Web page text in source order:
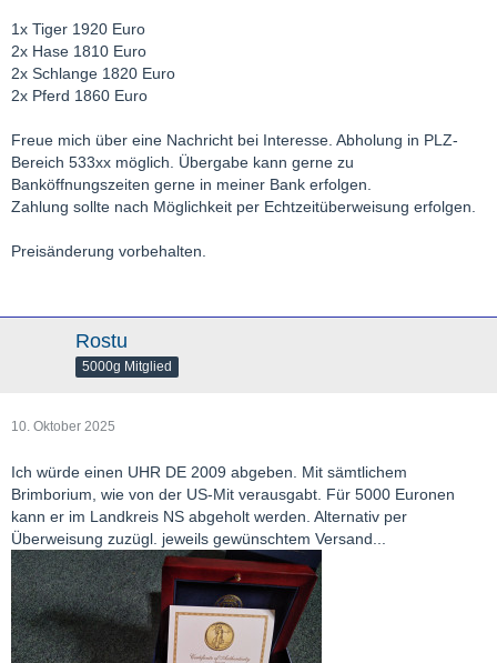
1x Tiger 1920 Euro
2x Hase 1810 Euro
2x Schlange 1820 Euro
2x Pferd 1860 Euro
Freue mich über eine Nachricht bei Interesse. Abholung in PLZ-
Bereich 533xx möglich. Übergabe kann gerne zu
Banköffnungszeiten gerne in meiner Bank erfolgen.
Zahlung sollte nach Möglichkeit per Echtzeitüberweisung erfolgen.
Preisänderung vorbehalten.
Rostu
5000g Mitglied
10. Oktober 2025
Ich würde einen UHR DE 2009 abgeben. Mit sämtlichem
Brimborium, wie von der US-Mit verausgabt. Für 5000 Euronen
kann er im Landkreis NS abgeholt werden. Alternativ per
Überweisung zuzügl. jeweils gewünschtem Versand...